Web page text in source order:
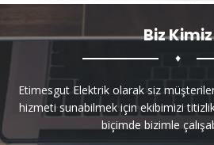
Biz Kimiz
♦
Etimesgut Elektrik olarak siz
hizmeti sunabilmek için ekibimizi
biçimde bizimle